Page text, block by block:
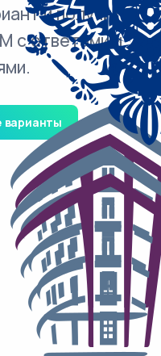
и получить
с ответами и
варианты